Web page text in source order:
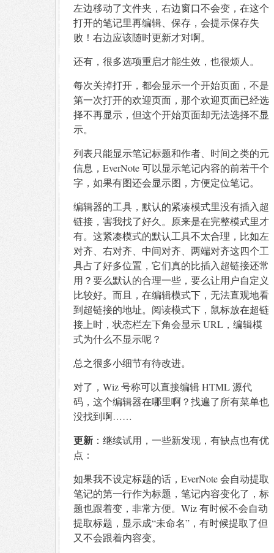
左边移动了文件夹，右边窗口不会变，在这个
打开的笔记里再编辑、保存，会提示保存失
败！右边应该随时更新才对啊。
还有，很多选项重启才能生效，也很烦人。
每次关掉打开，都会显示一个开始页面，不是
第一次打开的欢迎页面，那个欢迎页面已经选
择不再显示，但这个开始页面却无法选择不显
示。
列表只能显示笔记标题和作者、时间之类的元
信息，EverNote 可以显示笔记内容的前若干个
字，如果有图还会显示图，方便定位笔记。
编辑器的工具，默认的紧凑模式里没有插入超
链接，害我找了好久。原来是在完整模式里才
有。这紧凑模式的默认工具不太合理，比如左
对齐、右对齐、中间对齐、两端对齐这四个工
具占了好多位置，它们真的比插入超链接还常
用？要么默认的合理一些，要么让用户自定义
比较好。而且，在编辑模式下，无法直观地看
到超链接的地址。阅读模式下，鼠标放在超链
接上时，状态栏左下角会显示 URL，编辑模
式为什么不显示呢？
总之很多小细节有待改进。
对了，Wiz 号称可以直接编辑 HTML 源代
码，这个编辑器在哪里啊？找遍了所有菜单也
没找到啊……
更新 ：继续试用，一些新发现，有缺点也有优
点：
如果我不设定标题的话，EverNote 会自动提取
笔记的第一行作为标题，笔记内容变化了，标
题也跟着变，非常方便。Wiz 有时候不会自动
提取标题，显示成“未命名”，有时候提取了但
又不会跟着内容变。